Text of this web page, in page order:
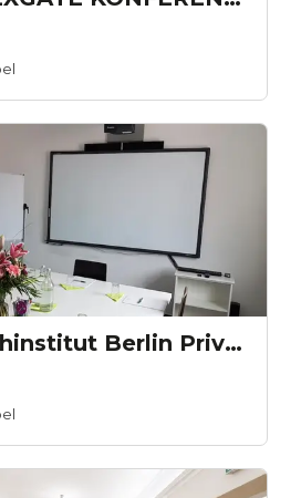
EinsA Sprachinstitut Berlin Privatsprachschule GmbH - Seminarraum B